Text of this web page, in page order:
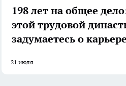
198 лет на общее
этой трудовой
задумаетесь о
21 июля